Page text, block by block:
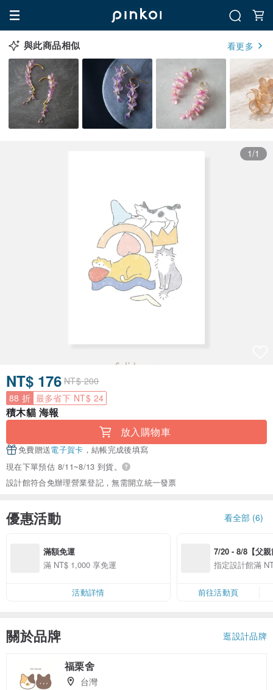
與此商品相似 看更多
1/1
NT$ 176 NT$ 200
88 折 最多省下 NT$ 24
積木貓 海報
放入購物車
免費贈送電子賀卡 ，結帳完成後填寫
現在下單預估 8/11~8/13 到貨。
設計館符合免辦理營業登記，無需開立統一發票
優惠活動 看全部 (6)
滿額免運
滿 NT$ 1,000 享免運
活動詳情
7/20 - 8/8【父
案】精選品牌全
指定設計館滿
前往活動頁
關於品牌 逛設計品牌
福栗舍
台灣